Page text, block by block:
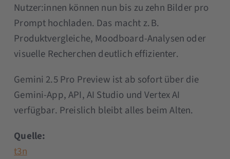
Nutzer:innen können nun bis zu zehn Bilder pro
Prompt hochladen. Das macht z. B.
Produktvergleiche, Moodboard-Analysen oder
visuelle Recherchen deutlich effizienter.
Gemini 2.5 Pro Preview ist ab sofort über die
Gemini-App, API, AI Studio und Vertex AI
verfügbar. Preislich bleibt alles beim Alten.
Quelle:
t3n